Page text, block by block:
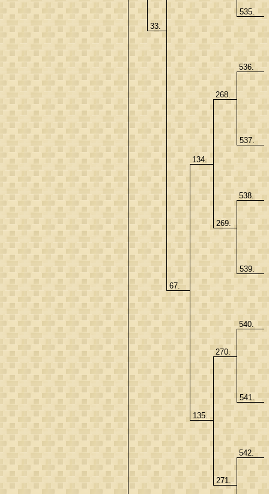
33.
535.
67.
134.
268.
536.
537.
269.
538.
539.
135.
270.
540.
541.
271.
542.